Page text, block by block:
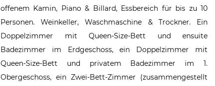
offenem Kamin, Piano & Billard, Essbereich für bis zu 10
Personen. Weinkeller, Waschmaschine & Trockner. Ein
Doppelzimmer mit Queen-Size-Bett und ensuite
Badezimmer im Erdgeschoss, ein Doppelzimmer mit
Queen-Size-Bett und privatem Badezimmer im 1.
Obergeschoss, ein Zwei-Bett-Zimmer (zusammengestellt